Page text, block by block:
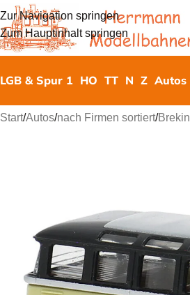
Zur Navigation springen
Zum Hauptinhalt springen
LGB & Spur 1 HO TT N Z Autos
Start/Autos/nach Firmen sortiert/